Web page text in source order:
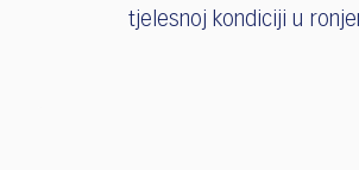
tjelesnoj kondiciji u